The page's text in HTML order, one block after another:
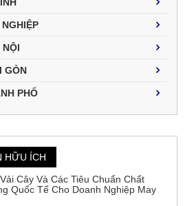
NỘI
GÒN
PHỐ
HỮU ÍCH
Cây Và Các Tiêu Chuẩn Chất
Quốc Tế Cho Doanh Nghiệp May